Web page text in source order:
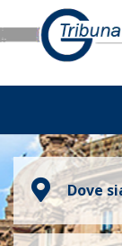
Dove